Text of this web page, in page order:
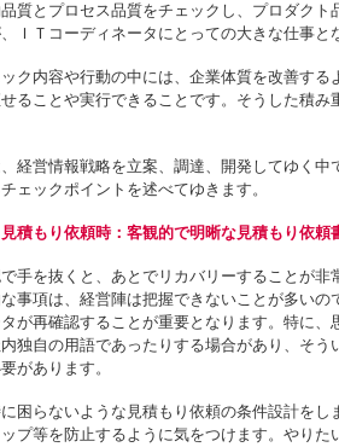
質とプロセス品質をチェックし、プロダク
ＩＴコーディネータにとっての大きな仕事と
ク内容や行動の中には、企業体質を改善す
ることや実行できることです。そうした積
経営情報戦略を立案、調達、開発してゆく
ェックポイントを述べてゆきます。
積もり依頼時：客観的で明晰な見積もり依頼
手を抜くと、あとでリカバリーすることが
事項は、経営陣は把握できないことが多い
が再確認することが重要となります。特に
独自の用語であったりする場合があり、そ
があります。
困らないような見積もり依頼の条件設計を
プ等を防止するように気をつけます。やり